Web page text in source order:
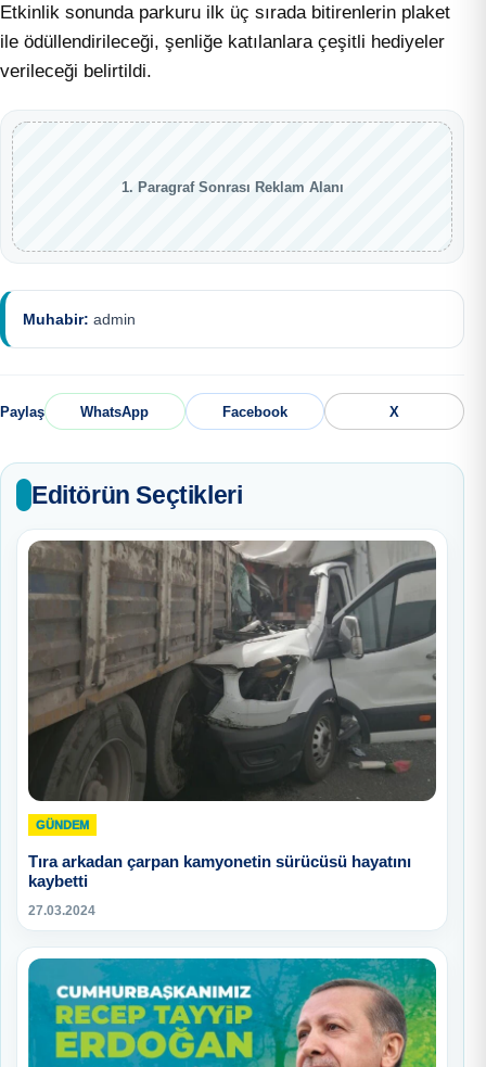
Etkinlik sonunda parkuru ilk üç sırada bitirenlerin plaket
ile ödüllendirileceği, şenliğe katılanlara çeşitli hediyeler
verileceği belirtildi.
1. Paragraf Sonrası Reklam Alanı
Muhabir: admin
Paylaş WhatsApp Facebook X
Editörün Seçtikleri
GÜNDEM
Tıra arkadan çarpan kamyonetin sürücüsü hayatını
kaybetti
27.03.2024